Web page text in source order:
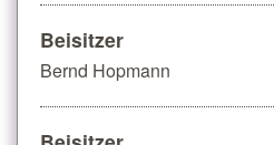
Beisitzer
Bernd Hopmann